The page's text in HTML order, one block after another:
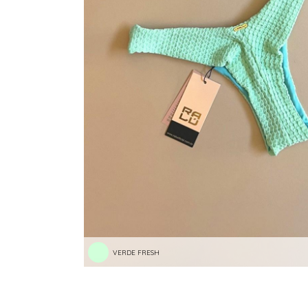
RASTEIRAS E PAPETES
ROUPÃO
SAÍDAS DE PRAIA
SANDÁLIAS
SHORTS E SAIAS
TÊNIS
TOP DE BIQUÍNI
TOP E CROPPEDS
TRICOTS
VESTIDOS
VERDE FRESH